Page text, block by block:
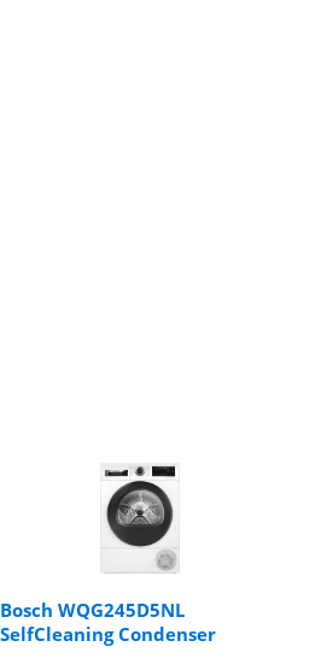
Bosch WQG245D5NL
SelfCleaning Condenser